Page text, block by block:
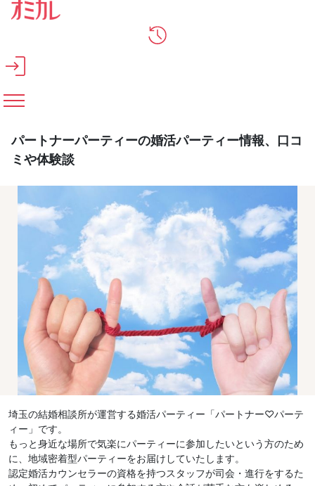
メインコンテンツへスキップ
パートナーパーティーの婚活パーティー情報、口コ
ミや体験談
埼玉の結婚相談所が運営する婚活パーティー「パートナー♡パーテ
ィー」です。
もっと身近な場所で気楽にパーティーに参加したいという方のため
に、地域密着型パーティーをお届けしていたします。
認定婚活カウンセラーの資格を持つスタッフが司会・進行をするた